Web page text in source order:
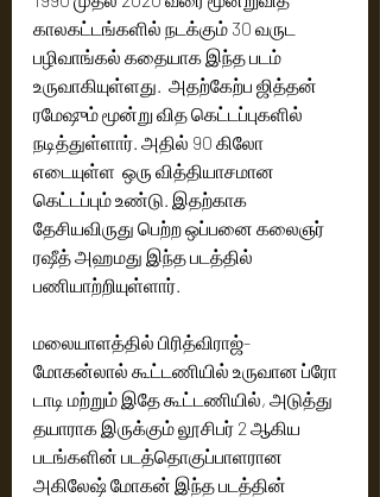
காலகட்டங்களில் நடக்கும் 30 வருட
பழிவாங்கல் கதையாக இந்த படம்
உருவாகியுள்ளது.  அதற்கேற்ப ஜித்தன்
ரமேஷும் மூன்று வித கெட்டப்புகளில்
நடித்துள்ளார். அதில் 90 கிலோ
எடையுள்ள  ஒரு வித்தியாசமான
கெட்டப்பும் உண்டு. இதற்காக
தேசியவிருது பெற்ற ஒப்பனை கலைஞர்
ரஷீத் அஹமது இந்த படத்தில்
பணியாற்றியுள்ளார்.
மலையாளத்தில் பிரித்விராஜ்-
மோகன்லால் கூட்டணியில் உருவான ப்ரோ
டாடி மற்றும் இதே கூட்டணியில், அடுத்து
தயாராக இருக்கும் லூசிபர் 2 ஆகிய
படங்களின் படத்தொகுப்பாளரான
அகிலேஷ் மோகன் இந்த படத்தின்